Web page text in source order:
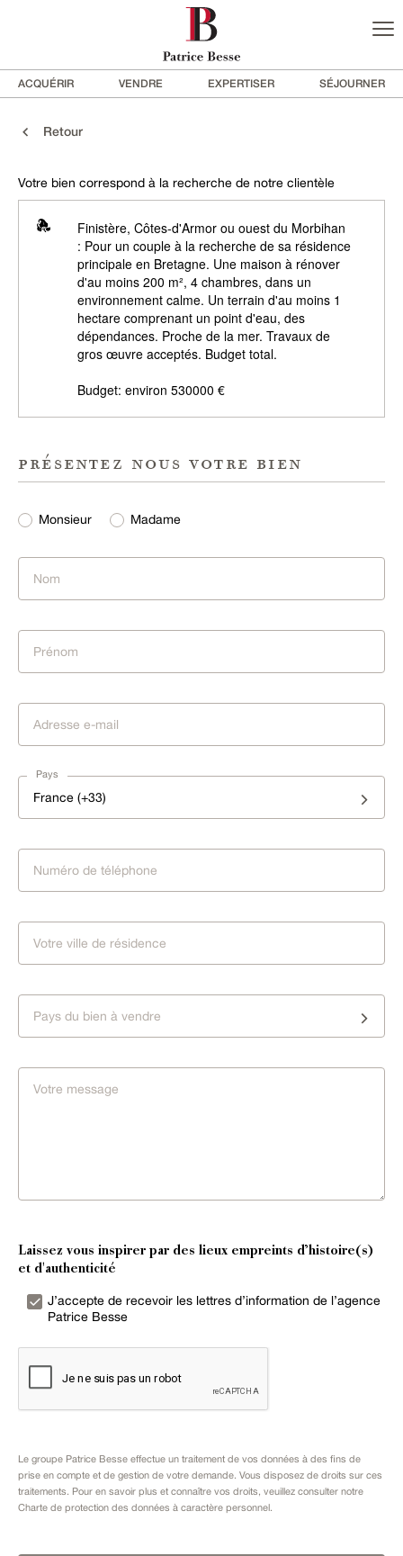
ACQUÉRIR VENDRE EXPERTISER SÉJOURNER
Retour
Votre bien correspond à la recherche de notre clientèle
Finistère, Côtes-d'Armor ou ouest du Morbihan
: Pour un couple à la recherche de sa résidence
principale en Bretagne. Une maison à rénover
d'au moins 200 m², 4 chambres, dans un
environnement calme. Un terrain d'au moins 1
hectare comprenant un point d'eau, des
dépendances. Proche de la mer. Travaux de
gros œuvre acceptés. Budget total.
Budget: environ 530000 €
présentez nous votre bien
Monsieur Madame
Pays
France (+33)
Pays du bien à vendre
Laissez vous inspirer par des lieux empreints d’histoire(s)
et d'authenticité
J’accepte de recevoir les lettres d’information de l’agence
Patrice Besse
Le groupe Patrice Besse effectue un traitement de vos données à des fins de
prise en compte et de gestion de votre demande. Vous disposez de droits sur ces
traitements. Pour en savoir plus et connaître vos droits, veuillez consulter notre
Charte de protection des données à caractère personnel .